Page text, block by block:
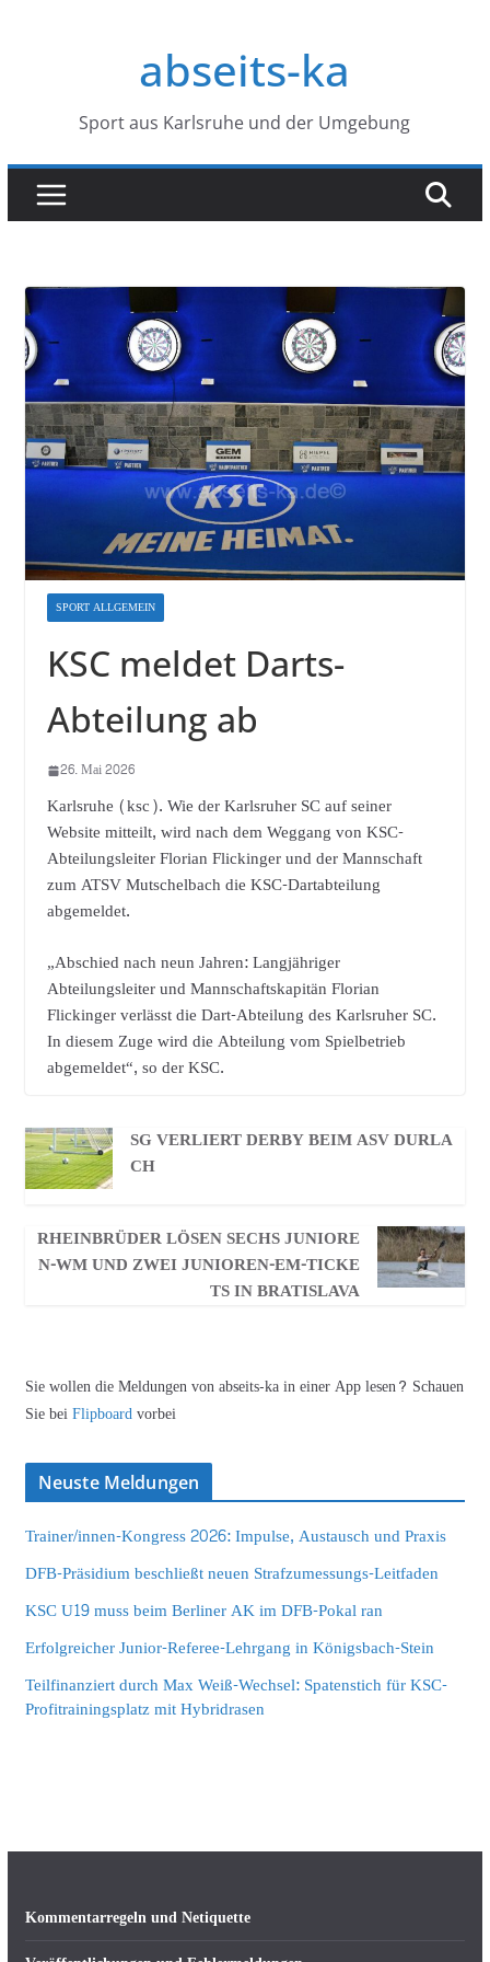
abseits-ka
Sport aus Karlsruhe und der Umgebung
SPORT ALLGEMEIN
KSC meldet Darts-
Abteilung ab
26. Mai 2026
Karlsruhe (ksc). Wie der Karlsruher SC auf seiner
Website mitteilt, wird nach dem Weggang von KSC-
Abteilungsleiter Florian Flickinger und der Mannschaft
zum ATSV Mutschelbach die KSC-Dartabteilung
abgemeldet.
„Abschied nach neun Jahren: Langjähriger
Abteilungsleiter und Mannschaftskapitän Florian
Flickinger verlässt die Dart-Abteilung des Karlsruher SC.
In diesem Zuge wird die Abteilung vom Spielbetrieb
abgemeldet“, so der KSC.
SG VERLIERT DERBY BEIM ASV DURLA
CH
RHEINBRÜDER LÖSEN SECHS JUNIORE
N-WM UND ZWEI JUNIOREN-EM-TICKE
TS IN BRATISLAVA
Sie wollen die Meldungen von abseits-ka in einer App lesen? Schauen
Sie beiFlipboardvorbei
Neuste Meldungen
Trainer/innen-Kongress 2026: Impulse, Austausch und Praxis
DFB-Präsidium beschließt neuen Strafzumessungs-Leitfaden
KSC U19 muss beim Berliner AK im DFB-Pokal ran
Erfolgreicher Junior-Referee-Lehrgang in Königsbach-Stein
Teilfinanziert durch Max Weiß-Wechsel: Spatenstich für KSC-
Profitrainingsplatz mit Hybridrasen
Kommentarregeln und Netiquette